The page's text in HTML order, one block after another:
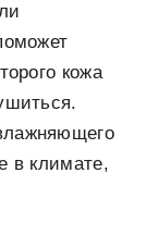
кожа
в климате,